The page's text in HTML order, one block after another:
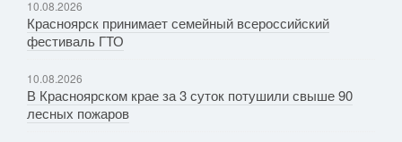
10.08.2026
Красноярск принимает семейный всероссийский
фестиваль ГТО
10.08.2026
В Красноярском крае за 3 суток потушили свыше 90
лесных пожаров